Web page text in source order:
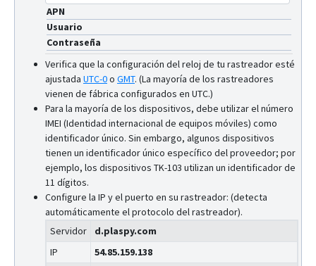
APN
Usuario
Contraseña
Verifica que la configuración del reloj de tu rastreador esté
ajustada UTC-0o GMT. (La mayoría de los rastreadores
vienen de fábrica configurados en UTC.)
Para la mayoría de los dispositivos, debe utilizar el número
IMEI (Identidad internacional de equipos móviles) como
identificador único. Sin embargo, algunos dispositivos
tienen un identificador único específico del proveedor; por
ejemplo, los dispositivos TK-103 utilizan un identificador de
11 dígitos.
Configure la IP y el puerto en su rastreador: (detecta
automáticamente el protocolo del rastreador).
Servidor
d.plaspy.com
IP
54.85.159.138